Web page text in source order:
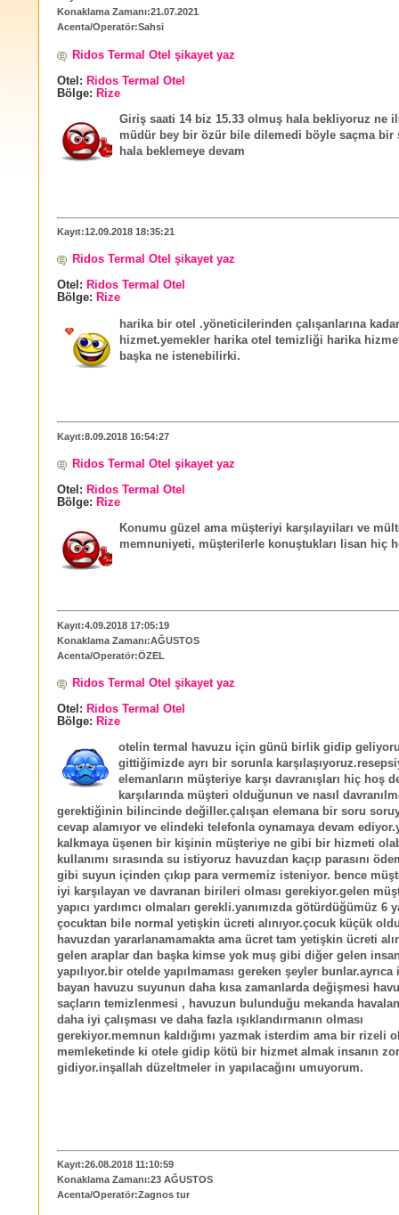
Konaklama Zamanı:21.07.2021
Acenta/Operatör:Sahsi
Ridos Termal Otel şikayet yaz
Otel: Ridos Termal Otel
Bölge: Rize
Giriş saati 14 biz 15.33 olmuş hala bekliyoruz ne
müdür bey bir özür bile dilemedi böyle saçma bir
hala beklemeye devam
Kayıt:12.09.2018 18:35:21
Ridos Termal Otel şikayet yaz
Otel: Ridos Termal Otel
Bölge: Rize
harika bir otel .yöneticilerinden çalışanlarına
hizmet.yemekler harika otel temizliği harika
başka ne istenebilirki.
Kayıt:8.09.2018 16:54:27
Ridos Termal Otel şikayet yaz
Otel: Ridos Termal Otel
Bölge: Rize
Konumu güzel ama müşteriyi karşılayıiları ve
memnuniyeti, müşterilerle konuştukları lisan hiç
Kayıt:4.09.2018 17:05:19
Konaklama Zamanı:AĞUSTOS
Acenta/Operatör:ÖZEL
Ridos Termal Otel şikayet yaz
Otel: Ridos Termal Otel
Bölge: Rize
otelin termal havuzu için günü birlik gidip
gittiğimizde ayrı bir sorunla
elemanların müşteriye karşı davranışları hiç hoş
karşılarında müşteri olduğunun ve nasıl
gerektiğinin bilincinde değiller.çalışan elemana bir soru
cevap alamıyor ve elindeki telefonla oynamaya devam
kalkmaya üşenen bir kişinin müşteriye ne gibi bir hizmeti
kullanımı sırasında su istiyoruz havuzdan kaçıp parasını
gibi suyun içinden çıkıp para vermemiz isteniyor. bence
iyi karşılayan ve davranan birileri olması gerekiyor.gelen
yapıcı yardımcı olmaları gerekli.yanımızda götürdüğümüz 6
çocuktan bile normal yetişkin ücreti alınıyor.çocuk küçük
havuzdan yararlanamamakta ama ücret tam yetişkin ücreti
gelen araplar dan başka kimse yok muş gibi diğer gelen
yapılıyor.bir otelde yapılmaması gereken şeyler bunlar.ayrıca
bayan havuzu suyunun daha kısa zamanlarda değişmesi
saçların temizlenmesi , havuzun bulunduğu mekanda
daha iyi çalışması ve daha fazla ışıklandırmanın olması
gerekiyor.memnun kaldığımı yazmak isterdim ama bir rizeli
memleketinde ki otele gidip kötü bir hizmet almak insanın
gidiyor.inşallah düzeltmeler in yapılacağını umuyorum.
Kayıt:26.08.2018 11:10:59
Konaklama Zamanı:23 AĞUSTOS
Acenta/Operatör:Zagnos tur